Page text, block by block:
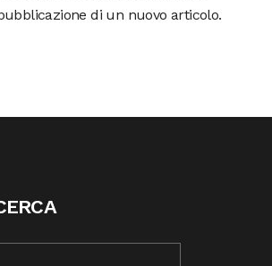
di un nuovo articolo.